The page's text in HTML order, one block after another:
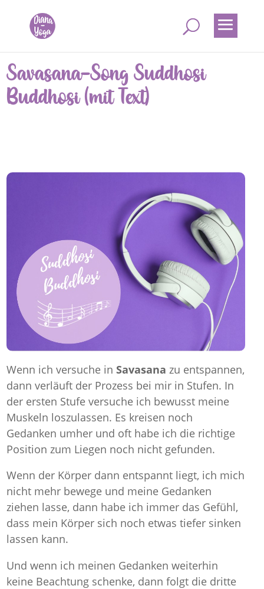
Savasana-Song Suddhosi
Buddhosi (mit Text)
Wenn ich versuche inSavasana zu entspannen,
dann verläuft der Prozess bei mir in Stufen. In
der ersten Stufe versuche ich bewusst meine
Muskeln loszulassen. Es kreisen noch
Gedanken umher und oft habe ich die richtige
Position zum Liegen noch nicht gefunden.
Wenn der Körper dann entspannt liegt, ich mich
nicht mehr bewege und meine Gedanken
ziehen lasse, dann habe ich immer das Gefühl,
dass mein Körper sich noch etwas tiefer sinken
lassen kann.
Und wenn ich meinen Gedanken weiterhin
keine Beachtung schenke, dann folgt die dritte